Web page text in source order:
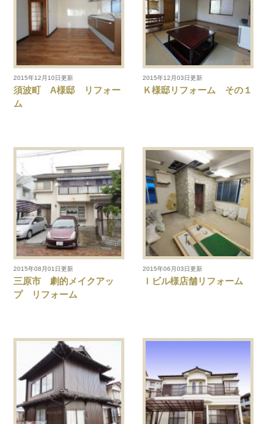
2015年12月10日更新
須波町 A様邸 リフォー
ム
2015年12月03日更新
Ｋ様邸リフォーム その１
2015年08月01日更新
三原市 劇的メイクアッ
プ リフォーム
2015年06月03日更新
Ｉビル様店舗リフォーム